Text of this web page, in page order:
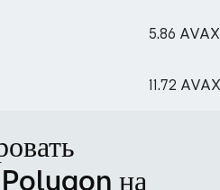
5.86 AVAX
11.72 AVAX
на